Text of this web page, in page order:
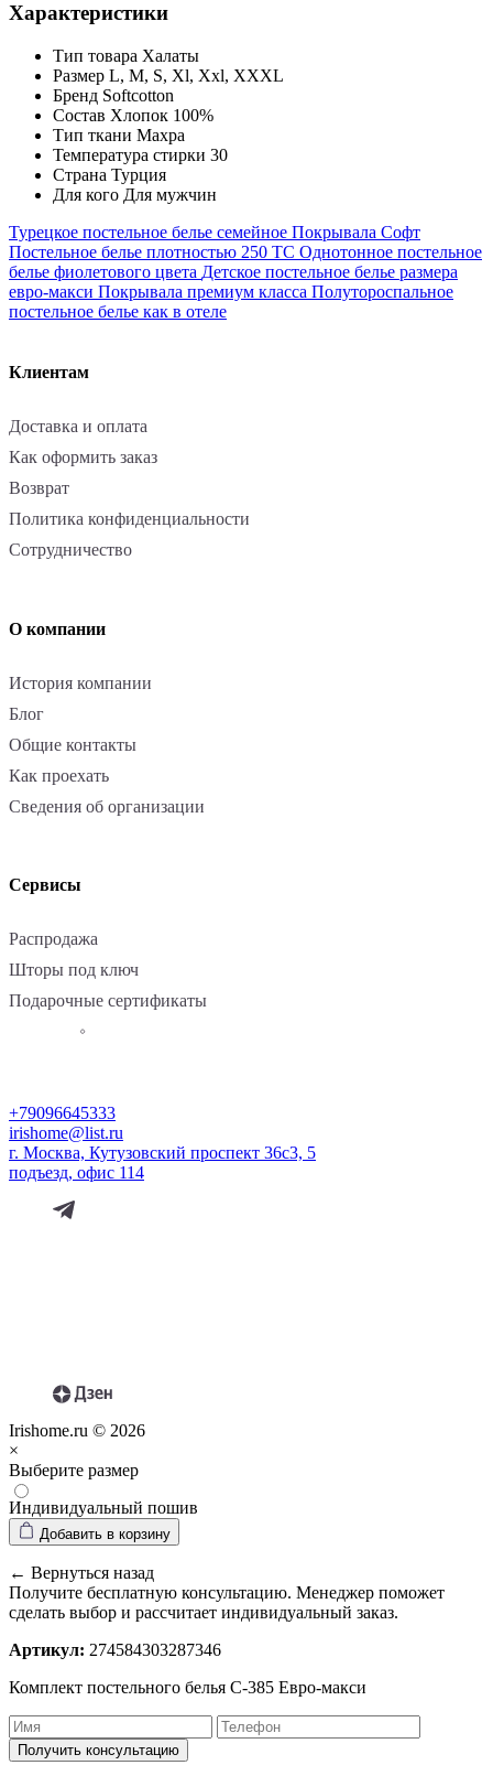
Характеристики
Тип товара Халаты
Размер L, M, S, Xl, Xxl, XXXL
Бренд Softcotton
Состав Хлопок 100%
Тип ткани Махра
Температура стирки 30
Страна Турция
Для кого Для мужчин
Турецкое постельное белье семейное Покрывала Софт
Постельное белье плотностью 250 ТС Однотонное постельное
белье фиолетового цвета Детское постельное белье размера
евро-макси Покрывала премиум класса Полутороспальное
постельное белье как в отеле
Клиентам
Доставка и оплата
Как оформить заказ
Возврат
Политика конфиденциальности
Сотрудничество
О компании
История компании
Блог
Общие контакты
Как проехать
Сведения об организации
Сервисы
Распродажа
Шторы под ключ
Подарочные сертификаты
+79096645333
irishome@list.ru
г. Москва, Кутузовский проспект 36с3, 5
подъезд, офис 114
Irishome.ru © 2026
×
Выберите размер
Индивидуальный пошив
Добавить в корзину
← Вернуться назад
Получите бесплатную консультацию. Менеджер поможет
сделать выбор и рассчитает индивидуальный заказ.
Артикул: 274584303287346
Комплект постельного белья С-385 Евро-макси
Получить консультацию